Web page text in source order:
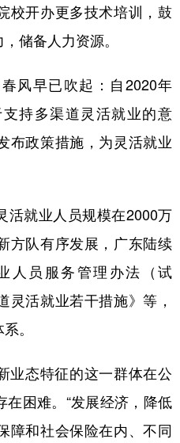
校开办更多技术培训，鼓
储备人力资源。
早已吹起：自2020年
持多渠道灵活就业的意
布政策措施，为灵活就业
就业人员规模在2000万
方队有序发展，广东陆续
人员服务管理办法（试
灵活就业若干措施》等，
。
态特征的这一群体在公
困难。“发展经济，降低
障和社会保险在内、不同